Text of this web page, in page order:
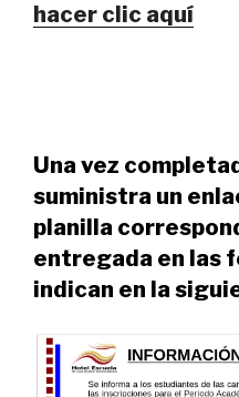
hacer clic aquí
Una vez
suministra un
planilla
entregada en las
indican en la